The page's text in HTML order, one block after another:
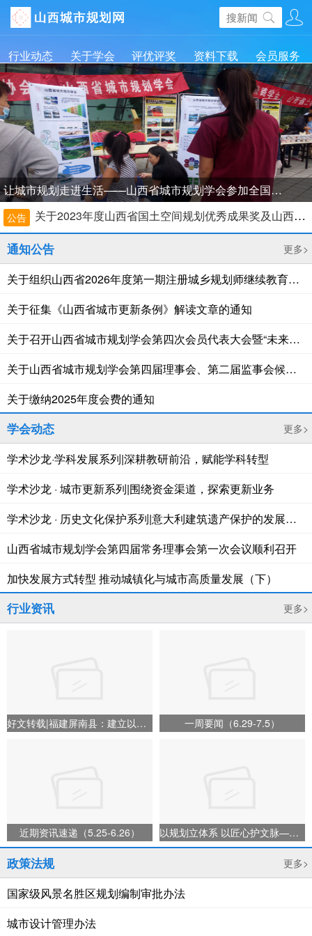
行业动态 关于学会 评优评奖 资料下载 会员服务
让城市规划走进生活——山西省城市规划学会参加全国科普日活动
公告
关于开展会员单位登记建档和新会员单位发展工作的通知
关于公布2017年度全省优秀城乡规划 设计奖评选结果的通知
关于2017年度山西省优秀城乡规划设计奖提名名单的公示
关于“第一届山西省创新争先奖” 提名名单的公示
通知公告 更多>
关于组织山西省2026年度第一期注册城乡规划师继续教育培训活动的预通知
关于征集《山西省城市更新条例》解读文章的通知
关于召开山西省城市规划学会第四次会员代表大会暨“未来城市讲坛”学术活动的通知
关于山西省城市规划学会第四届理事会、第二届监事会候选人名单的公示
关于缴纳2025年度会费的通知
学会动态 更多>
学术沙龙·学科发展系列|深耕教研前沿，赋能学科转型
学术沙龙 · 城市更新系列|围绕资金渠道，探索更新业务
学术沙龙 · 历史文化保护系列|意大利建筑遗产保护的发展与案例研究
山西省城市规划学会第四届常务理事会第一次会议顺利召开
加快发展方式转型 推动城镇化与城市高质量发展（下）
行业资讯 更多>
好文转载|福建屏南县：建立以村民为主体的传统村落保护发展机制 一周要闻（6.29-7.5）
近期资讯速递（5.25-6.26） 以规划立体系 以匠心护文脉——2026年文化和自然遗产日
政策法规 更多>
国家级风景名胜区规划编制审批办法
城市设计管理办法